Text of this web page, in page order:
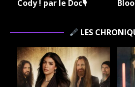
Cody ! par le Doc🎙
LES